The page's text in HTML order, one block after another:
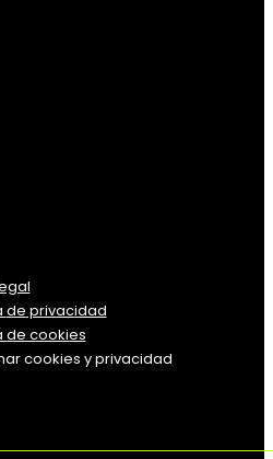
de privacidad
de cookies
cookies y privacidad